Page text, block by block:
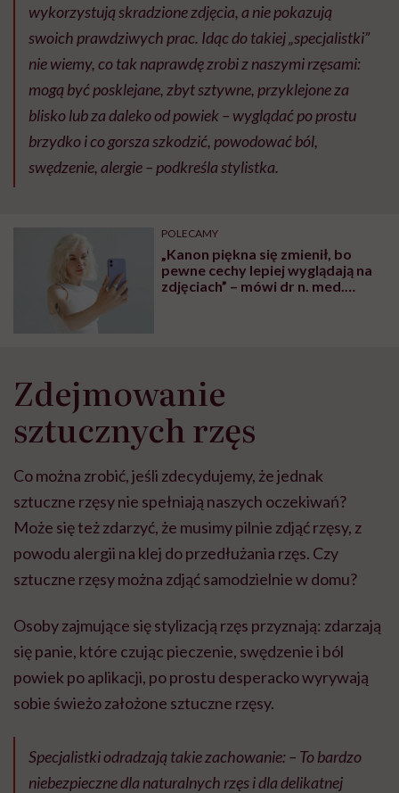
wykorzystują skradzione zdjęcia, a nie pokazują
swoich prawdziwych prac. Idąc do takiej „specjalistki”
nie wiemy, co tak naprawdę zrobi z naszymi rzęsami:
mogą być posklejane, zbyt sztywne, przyklejone za
blisko lub za daleko od powiek – wyglądać po prostu
brzydko i co gorsza szkodzić, powodować ból,
swędzenie, alergie – podkreśla stylistka.
POLECAMY
„Kanon piękna się zmienił, bo
pewne cechy lepiej wyglądają na
zdjęciach” – mówi dr n. med.
Zdejmowanie
sztucznych rzęs
Co można zrobić, jeśli zdecydujemy, że jednak
sztuczne rzęsy nie spełniają naszych oczekiwań?
Może się też zdarzyć, że musimy pilnie zdjąć rzęsy, z
powodu alergii na klej do przedłużania rzęs. Czy
sztuczne rzęsy można zdjąć samodzielnie w domu?
Osoby zajmujące się stylizacją rzęs przyznają: zdarzają
się panie, które czując pieczenie, swędzenie i ból
powiek po aplikacji, po prostu desperacko wyrywają
sobie świeżo założone sztuczne rzęsy.
Specjalistki odradzają takie zachowanie: – To bardzo
niebezpieczne dla naturalnych rzęs i dla delikatnej